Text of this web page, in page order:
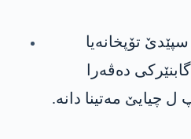
دەمژمێر 10:45 تا 11:00 سپێدێ تۆپخانه‌یا
‏دەڤەرا